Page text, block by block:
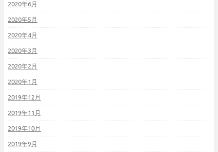
2020年6月
2020年5月
2020年4月
2020年3月
2020年2月
2020年1月
2019年12月
2019年11月
2019年10月
2019年9月